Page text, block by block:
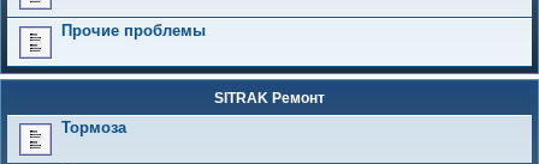
Прочие проблемы
SITRAK Ремонт
Тормоза